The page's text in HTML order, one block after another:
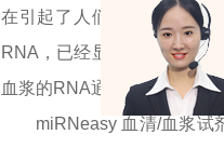
在引起了人们对这些
RNA，已经显示出几种
血浆的RNA通常由<100个核
miRNeasy 血清/血浆试